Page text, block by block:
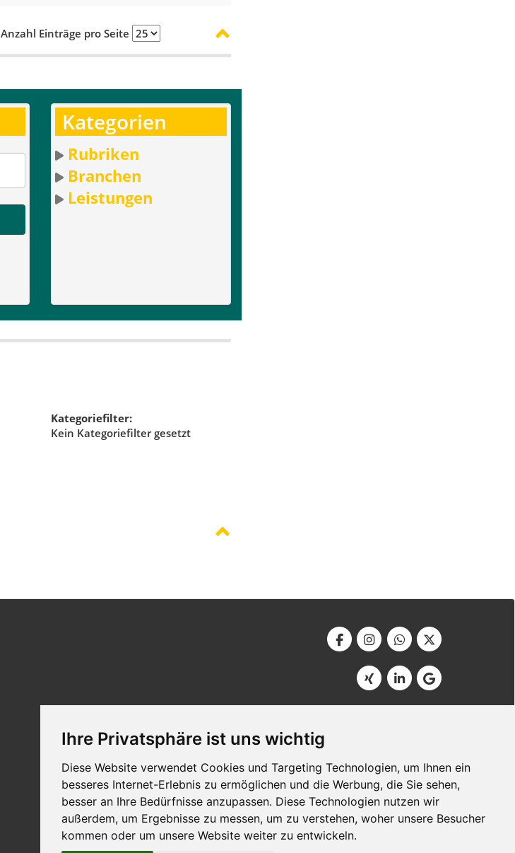
Ihre Privatsphäre ist uns wichtig
Diese Website verwendet Cookies und Targeting Technologien, um Ihnen ein
besseres Internet-Erlebnis zu ermöglichen und die Werbung, die Sie sehen,
besser an Ihre Bedürfnisse anzupassen. Diese Technologien nutzen wir
außerdem, um Ergebnisse zu messen, um zu verstehen, woher unsere Besucher
kommen oder um unsere Website weiter zu entwickeln.
Anzahl Einträge pro Seite
Kategorien
Rubriken
Branchen
Leistungen
Kategoriefilter:
Kein Kategoriefilter gesetzt